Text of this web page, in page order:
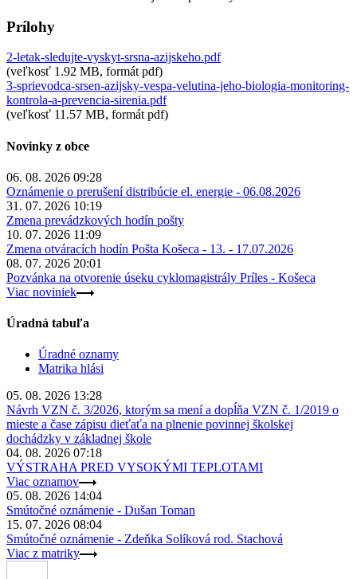
Prílohy
2-letak-sledujte-vyskyt-srsna-azijskeho.pdf
(veľkosť 1.92 MB, formát pdf)
3-sprievodca-srsen-azijsky-vespa-velutina-jeho-biologia-monitoring-
kontrola-a-prevencia-sirenia.pdf
(veľkosť 11.57 MB, formát pdf)
Novinky z obce
06. 08. 2026 09:28
Oznámenie o prerušení distribúcie el. energie - 06.08.2026
31. 07. 2026 10:19
Zmena prevádzkových hodín pošty
10. 07. 2026 11:09
Zmena otváracích hodín Pošta Košeca - 13. - 17.07.2026
08. 07. 2026 20:01
Pozvánka na otvorenie úseku cyklomagistrály Príles - Košeca
Viac noviniek
Úradná tabuľa
Úradné oznamy
Matrika hlási
05. 08. 2026 13:28
Návrh VZN č. 3/2026, ktorým sa mení a dopĺňa VZN č. 1/2019 o
mieste a čase zápisu dieťaťa na plnenie povinnej školskej
dochádzky v základnej škole
04. 08. 2026 07:18
VÝSTRAHA PRED VYSOKÝMI TEPLOTAMI
Viac oznamov
05. 08. 2026 14:04
Smútočné oznámenie - Dušan Toman
15. 07. 2026 08:04
Smútočné oznámenie - Zdeňka Solíková rod. Stachová
Viac z matriky